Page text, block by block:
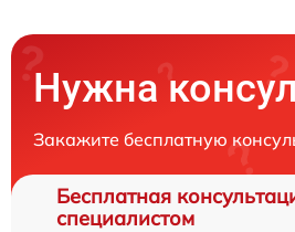
Нужна
Закажите бесплатную
Бесплатная
специалистом